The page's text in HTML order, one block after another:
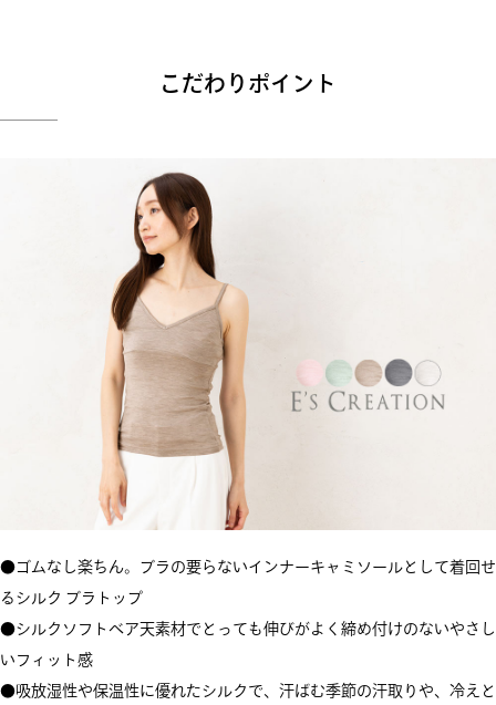
こだわりポイント
●ゴムなし楽ちん。ブラの要らないインナーキャミソールとして着回せ
るシルク ブラトップ
●シルクソフトベア天素材でとっても伸びがよく締め付けのないやさし
いフィット感
●吸放湿性や保温性に優れたシルクで、汗ばむ季節の汗取りや、冷えと